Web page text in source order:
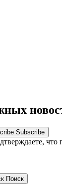
Subscribe
Поиск